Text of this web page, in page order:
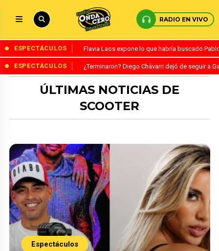
RADIO EN VIVO
ESPECTÁCULOS Flavia Laos expone lo que habría buscado
ESPECTÁCULOS ¿Terminaron? Diego Chávarri dejó de seguir a
ÚLTIMAS NOTICIAS DE
SCOOTER
Espectáculos